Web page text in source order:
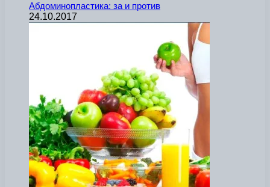
Абдоминопластика: за и против
24.10.2017